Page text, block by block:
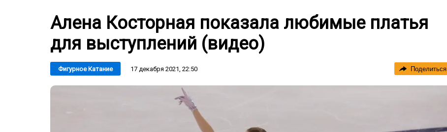
Алена Косторная показала любимые платья
для выступлений (видео)
Фигурное Катание 17 декабря 2021, 22:50 Поделиться